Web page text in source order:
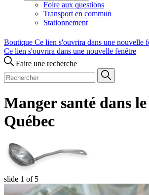
Foire aux questions
Transport en commun
Stationnement
Boutique Ce lien s'ouvrira dans une nouvelle
Ce lien s'ouvrira dans une nouvelle fenêtre
Faire une recherche
Manger santé dans
Québec
slide 1 of 5